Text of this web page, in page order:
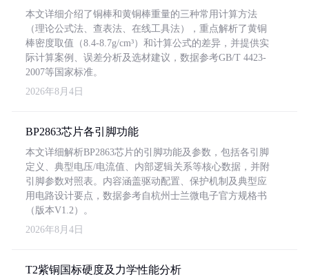
本文详细介绍了铜棒和黄铜棒重量的三种常用计算方法
（理论公式法、查表法、在线工具法），重点解析了黄铜
棒密度取值（8.4-8.7g/cm³）和计算公式的差异，并提供实
际计算案例、误差分析及选材建议，数据参考GB/T 4423-
2007等国家标准。
2026年8月4日
BP2863芯片各引脚功能
本文详细解析BP2863芯片的引脚功能及参数，包括各引脚
定义、典型电压/电流值、内部逻辑关系等核心数据，并附
引脚参数对照表。内容涵盖驱动配置、保护机制及典型应
用电路设计要点，数据参考自杭州士兰微电子官方规格书
（版本V1.2）。
2026年8月4日
T2紫铜国标硬度及力学性能分析